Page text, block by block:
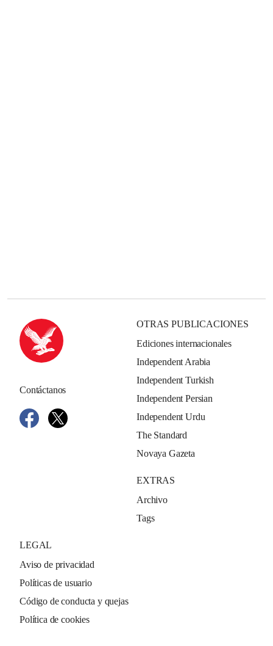
Contáctanos
OTRAS PUBLICACIONES
Ediciones internacionales
Independent Arabia
Independent Turkish
Independent Persian
Independent Urdu
The Standard
Novaya Gazeta
EXTRAS
Archivo
Tags
LEGAL
Aviso de privacidad
Políticas de usuario
Código de conducta y quejas
Política de cookies